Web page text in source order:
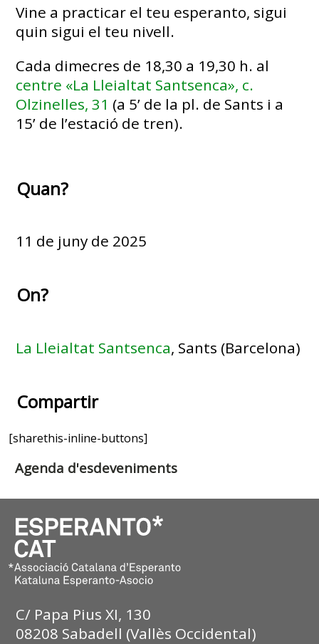
Vine a practicar el teu esperanto, sigui
quin sigui el teu nivell.
Cada dimecres de 18,30 a 19,30 h. al
centre «La Lleialtat Santsenca», c.
Olzinelles, 31 (a 5’ de la pl. de Sants i a
15’ de l’estació de tren).
Quan?
11 de juny de 2025
On?
La Lleialtat Santsenca, Sants (Barcelona)
Compartir
[sharethis-inline-buttons]
Agenda d'esdeveniments
C/ Papa Pius XI, 130
08208 Sabadell (Vallès Occidental)